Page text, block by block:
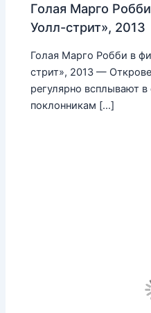
Голая Марго
Уолл-стрит», 2013
Голая Марго Робби в
стрит», 2013 —
регулярно всплывают в
поклонникам […]